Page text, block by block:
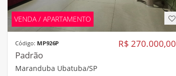
VENDA / APARTAMENTO
R$ 270.000,00
Código: MP926P
Padrão
Maranduba Ubatuba/SP